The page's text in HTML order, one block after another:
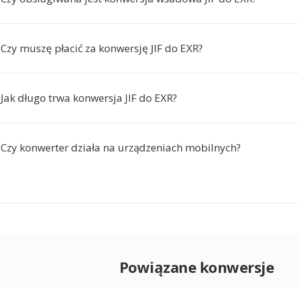
Czy muszę płacić za konwersję JIF do EXR?
Jak długo trwa konwersja JIF do EXR?
Czy konwerter działa na urządzeniach mobilnych?
Powiązane konwersje